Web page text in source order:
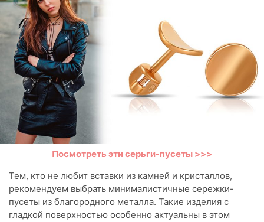
Посмотреть эти серьги-пусеты >>>
Тем, кто не любит вставки из камней и кристаллов,
рекомендуем выбрать минималистичные сережки-
пусеты из благородного металла. Такие изделия с
гладкой поверхностью особенно актуальны в этом